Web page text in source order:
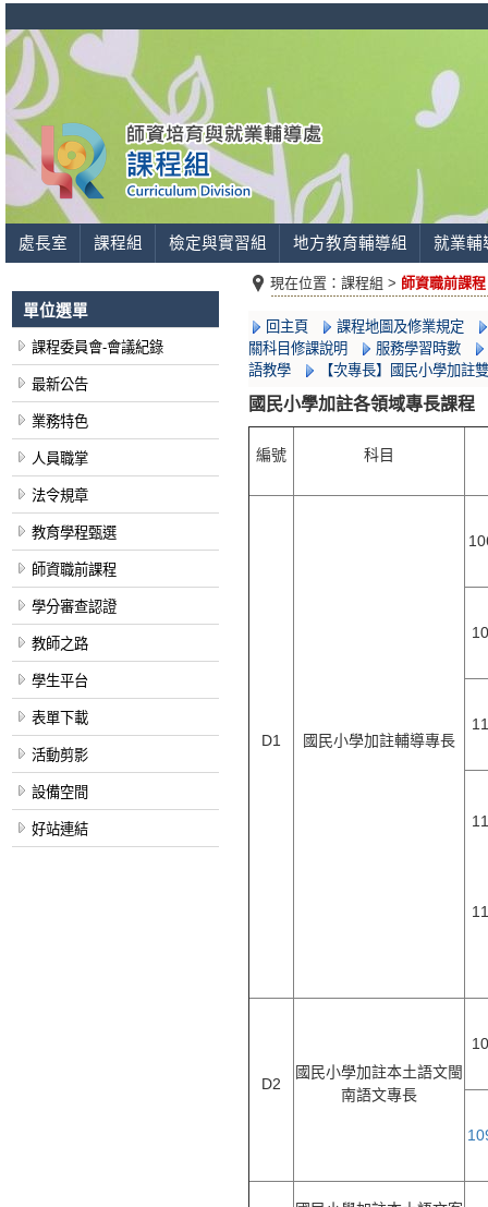
處長室 課程組 檢定與實習組 地方教育輔導組 就業輔
單位選單
課程委員會-會議紀錄
最新公告
業務特色
人員職掌
法令規章
教育學程甄選
師資職前課程
學分審查認證
教師之路
學生平台
表單下載
活動剪影
設備空間
好站連結
現在位置： 課程組 > 師資職前課程
回主頁
課程地圖及修業規定
關科目修課說明
服務學習時數
語教學
【次專長】國民小學加註
國民小學加註各領域專長課程
編號 科目
D1 國民小學加註輔導專長
D2
國民小學加註本土語文閩
南語文專長